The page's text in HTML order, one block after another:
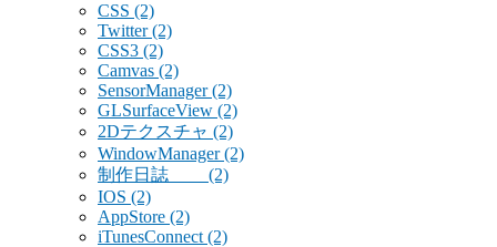
CSS (2)
Twitter(2)
CSS3 (2)
Camvas (2)
SensorManager(2)
GLSurfaceView (2)
2Dテクスチャ (2)
WindowManager(2)
制作日誌 (2)
IOS (2)
AppStore (2)
iTunesConnect (2)